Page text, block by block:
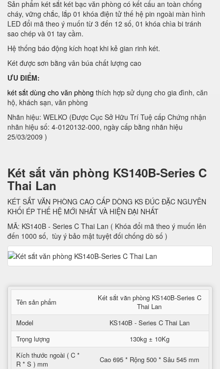
Sản phẩm két sắt két bạc văn phòng có kết cấu an toàn chống
cháy, vững chắc, lắp 01 khóa điện tử thế hệ pin ngoài màn hình
LED đổi mã theo ý muốn từ 3 đến 12 số, 01 khóa chìa bi tránh
sao chép và 01 tay cầm.
Hệ thống báo động kích hoạt khi kẻ gian rinh két.
Két được sơn bằng vân búa chất lượng cao
ƯU ĐIỂM:
két sắt dùng cho văn phòng thích hợp sử dụng cho gia đình, căn
hộ, khách sạn, văn phòng
Nhãn hiệu: WELKO (Được Cục Sở Hữu Trí Tuệ cấp Chứng nhận
nhãn hiệu số: 4-0120132-000, ngày cấp bằng nhãn hiệu
25/03/2009 )
Két sắt văn phòng KS140B-Series C
Thai Lan
KÉT SẮT VĂN PHÒNG CAO CẤP DÒNG KS ĐÚC ĐẶC NGUYÊN
KHỐI ÉP THẾ HỆ MỚI NHẤT VÀ HIỆN ĐẠI NHẤT
MÃ: KS140B - Series C Thai Lan ( Khóa đổi mã theo ý muốn lên
đến 1000 số, tùy ý bảo mật tuyệt đối chống dò số )
Tên sản phẩm
Két sắt văn phòng KS140B-Series C
Thai Lan
Model
KS140B - Series C Thai Lan
Trọng lượng
130kg ± 10Kg
Kích thước ngoài ( C *
R * S ) mm
Cao 695 * Rộng 500 * Sâu 545 mm